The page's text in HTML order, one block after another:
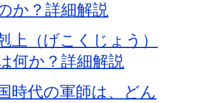
か？詳細解説
上（げこくじょう）
何か？詳細解説
時代の軍師は、どん